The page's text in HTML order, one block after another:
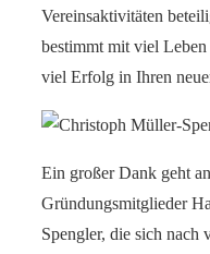
Vereinsaktivitäten
bestimmt mit viel
viel Erfolg in Ihren
Ein großer Dank geht
Gründungsmitglieder
Spengler, die sich nach